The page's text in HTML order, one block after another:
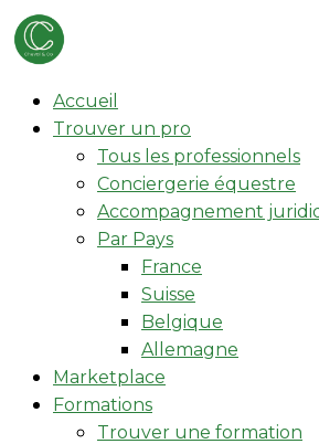
Accueil
Trouver un pro
Tous les professionnels
Conciergerie équestre
Accompagnement
Par Pays
France
Suisse
Belgique
Allemagne
Marketplace
Formations
Trouver une formation